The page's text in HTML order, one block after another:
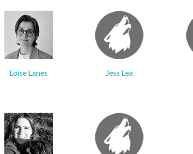
Loise Lanes Jess Lea